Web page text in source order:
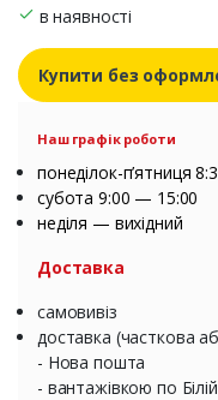
в наявності
Купити без
Наш графік роботи
понеділок-п’ятниця
субота 9:00 — 15:00
неділя — вихідний
Доставка
самовивіз
доставка (часткова
- Нова пошта
- вантажівкою по